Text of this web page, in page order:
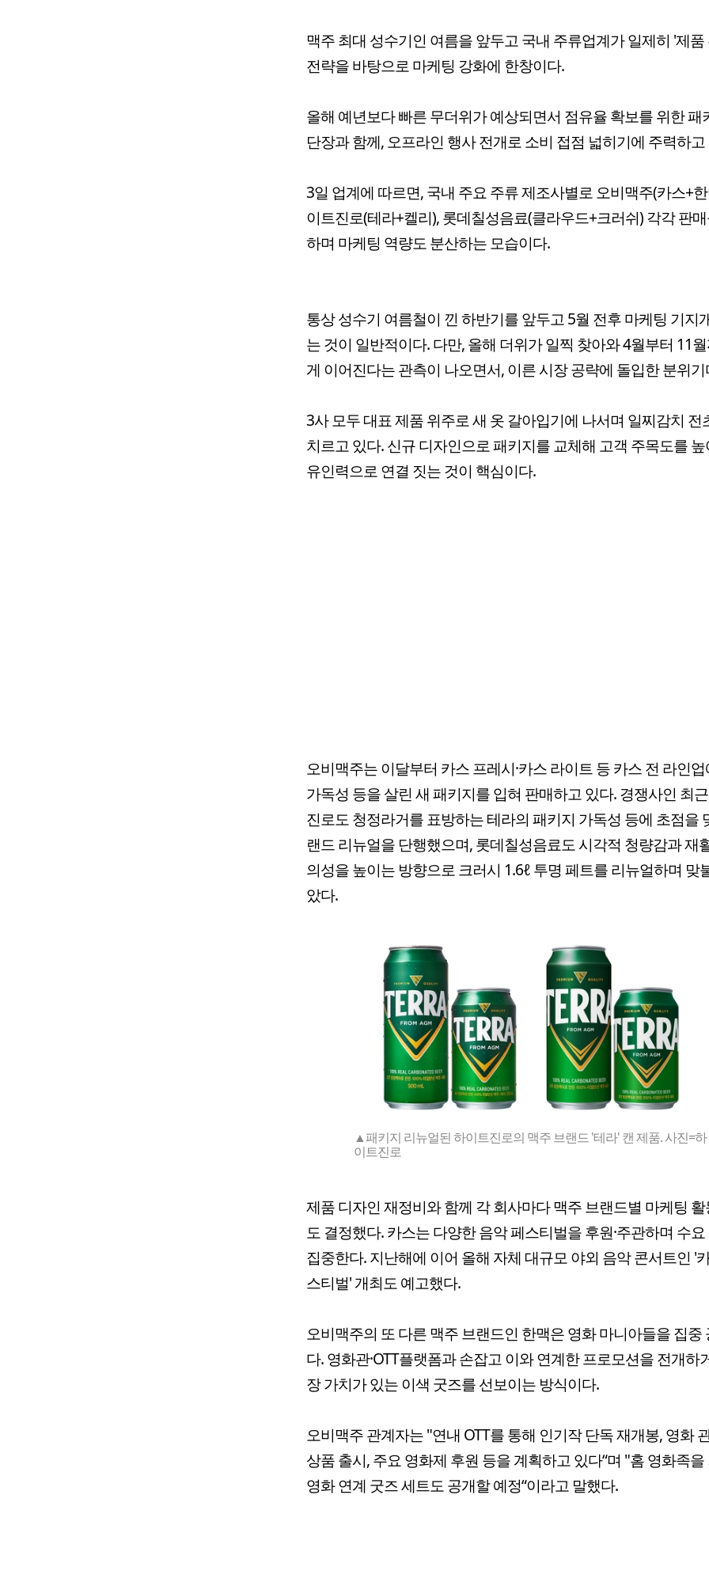
맥주 최대 성수기인 여름을 앞두고 국내 주류업계가 일제히 '제품
전략을 바탕으로 마케팅 강화에 한창이다.
올해 예년보다 빠른 무더위가 예상되면서 점유율 확보를 위한 패
단장과 함께, 오프라인 행사 전개로 소비 접점 넓히기에 주력하고
3일 업계에 따르면, 국내 주요 주류 제조사별로 오비맥주(카스+
이트진로(테라+켈리), 롯데칠성음료(클라우드+크러쉬) 각각 판
하며 마케팅 역량도 분산하는 모습이다.
통상 성수기 여름철이 낀 하반기를 앞두고 5월 전후 마케팅 기지
는 것이 일반적이다. 다만, 올해 더위가 일찍 찾아와 4월부터 11
게 이어진다는 관측이 나오면서, 이른 시장 공략에 돌입한 분위기
3사 모두 대표 제품 위주로 새 옷 갈아입기에 나서며 일찌감치 전
치르고 있다. 신규 디자인으로 패키지를 교체해 고객 주목도를
유인력으로 연결 짓는 것이 핵심이다.
오비맥주는 이달부터 카스 프레시·카스 라이트 등 카스 전 라인
가독성 등을 살린 새 패키지를 입혀 판매하고 있다. 경쟁사인 최
진로도 청정라거를 표방하는 테라의 패키지 가독성 등에 초점을
랜드 리뉴얼을 단행했으며, 롯데칠성음료도 시각적 청량감과 재
의성을 높이는 방향으로 크러시 1.6ℓ 투명 페트를 리뉴얼하며 맞
았다.
▲패키지 리뉴얼된 하이트진로의 맥주 브랜드 '테라' 캔 제품. 사진=하
이트진로
제품 디자인 재정비와 함께 각 회사마다 맥주 브랜드별 마케팅
도 결정했다. 카스는 다양한 음악 페스티벌을 후원·주관하며 수
집중한다. 지난해에 이어 올해 자체 대규모 야외 음악 콘서트인 '
스티벌' 개최도 예고했다.
오비맥주의 또 다른 맥주 브랜드인 한맥은 영화 마니아들을 집중
다. 영화관·OTT플랫폼과 손잡고 이와 연계한 프로모션을 전개하
장 가치가 있는 이색 굿즈를 선보이는 방식이다.
오비맥주 관계자는 "연내 OTT를 통해 인기작 단독 재개봉, 영화
상품 출시, 주요 영화제 후원 등을 계획하고 있다“며 "홈 영화족
영화 연계 굿즈 세트도 공개할 예정“이라고 말했다.